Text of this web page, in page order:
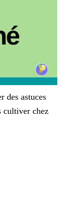
des astuces
cultiver chez